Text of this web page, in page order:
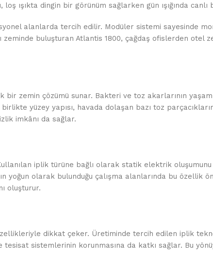
ışıkta dingin bir görünüm sağlarken gün ışığında
alanlarda tercih edilir. Modüler sistemi sayesinde
zeminde buluşturan Atlantis 1800, çağdaş ofislerden otel
zemin çözümü sunar. Bakteri ve toz akarlarının yaşam
yüzey yapısı, havada dolaşan bazı toz
imkânı da sağlar.
iplik türüne bağlı olarak statik elektrik
olarak bulunduğu çalışma alanlarında bu özellik
oluşturur.
dikkat çeker. Üretiminde tercih edilen iplik
tesisat sistemlerinin korunmasına da katkı sağlar. Bu